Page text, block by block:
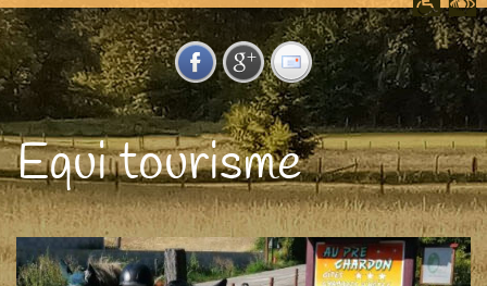
Equi tourisme